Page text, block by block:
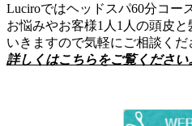
Luciroではヘッドスパ60分コー
お悩みやお客様1人1人の頭皮
いきますので気軽にご相談くだ
詳しくはこちらをご覧ください